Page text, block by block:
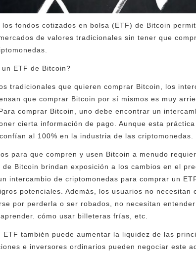
fondos cotizados en bolsa (ETF) de Bitcoin
de valores tradicionales sin tener que
ETF de Bitcoin?
tradicionales que quieren comprar Bitcoin, los
que comprar Bitcoin por sí mismos es muy
comprar Bitcoin, uno debe encontrar un
cierta información de pago. Aunque esta
al 100% en la industria de las criptomonedas.
para que compren y usen Bitcoin a menudo
de Bitcoin brindan exposición a los cambios en el
intercambio de criptomonedas para comprar un
potenciales. Además, los usuarios no
por perderla o ser robados, no necesitan
cómo usar billeteras frías, etc.
ETF también puede aumentar la liquidez de las
e inversores ordinarios pueden negociar este